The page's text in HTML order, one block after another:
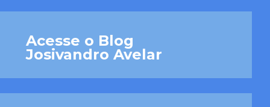
Acesse o Blog
Josivandro Avelar